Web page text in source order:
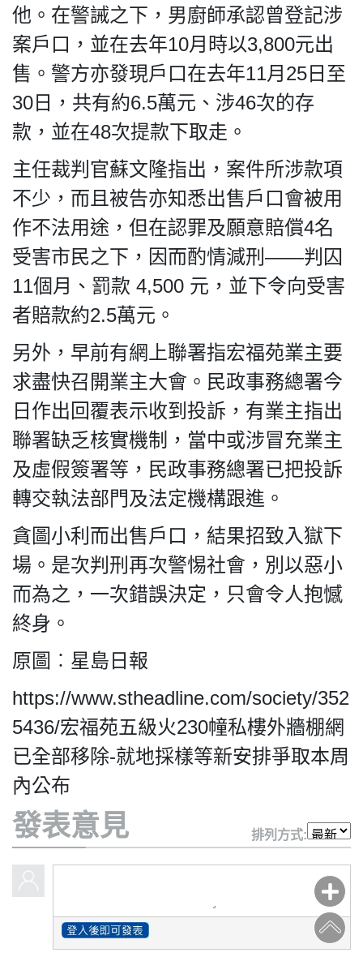
政
及
免
聲
明
2018
Silent
Majority
For
HK.
All
rights
reserved.
他。在警誡之下，男廚師承認曾登記涉
案戶口，並在去年10月時以3,800元出
售。警方亦發現戶口在去年11月25日至
30日，共有約6.5萬元、涉46次的存
款，並在48次提款下取走。
主任裁判官蘇文隆指出，案件所涉款項
不少，而且被告亦知悉出售戶口會被用
作不法用途，但在認罪及願意賠償4名
受害市民之下，因而酌情減刑——判囚
11個月、罰款 4,500 元，並下令向受害
者賠款約2.5萬元。
另外，早前有網上聯署指宏福苑業主要
求盡快召開業主大會。民政事務總署今
日作出回覆表示收到投訴，有業主指出
聯署缺乏核實機制，當中或涉冒充業主
及虛假簽署等，民政事務總署已把投訴
轉交執法部門及法定機構跟進。
貪圖小利而出售戶口，結果招致入獄下
場。是次判刑再次警惕社會，別以惡小
而為之，一次錯誤決定，只會令人抱憾
終身。
原圖︰星島日報
https://www.stheadline.com/society/352
5436/宏福苑五級火230幢私樓外牆棚網
已全部移除-就地採樣等新安排爭取本周
內公布
發表意見 排列方式: